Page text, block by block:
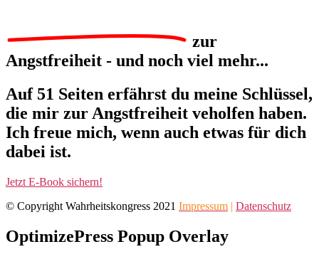
zur
Angstfreiheit - und noch viel mehr...
Auf 51 Seiten erfährst du meine Schlüssel,
die mir zur Angstfreiheit veholfen haben.
Ich freue mich, wenn auch etwas für dich
dabei ist.
Jetzt E-Book sichern!
© Copyright Wahrheitskongress 2021 Impressum | Datenschutz
OptimizePress Popup Overlay